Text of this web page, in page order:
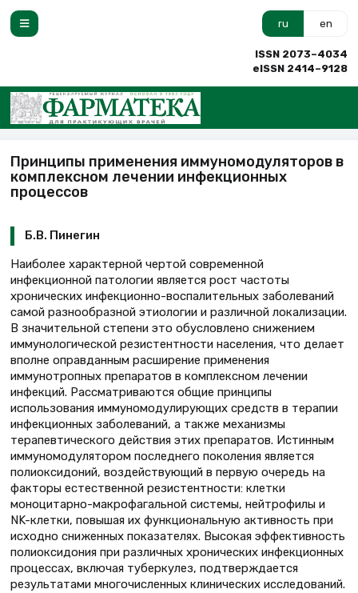
ru en
ISSN 2073–4034
eISSN 2414–9128
Принципы применения иммуномодуляторов в
комплексном лечении инфекционных
процессов
Б.В. Пинегин
Наиболее характерной чертой современной
инфекционной патологии является рост частоты
хронических инфекционно-воспалительных заболеваний
самой разнообразной этиологии и различной локализации.
В значительной степени это обусловлено снижением
иммунологической резистентности населения, что делает
вполне оправданным расширение применения
иммунотропных препаратов в комплексном лечении
инфекций. Рассматриваются общие принципы
использования иммуномодулирующих средств в терапии
инфекционных заболеваний, а также механизмы
терапевтического действия этих препаратов. Истинным
иммуномодулятором последнего поколения является
полиоксидоний, воздействующий в первую очередь на
факторы естественной резистентности: клетки
моноцитарно-макрофагальной системы, нейтрофилы и
NK-клетки, повышая их функциональную активность при
исходно сниженных показателях. Высокая эффективность
полиоксидония при различных хронических инфекционных
процессах, включая туберкулез, подтверждается
результатами многочисленных клинических исследований.